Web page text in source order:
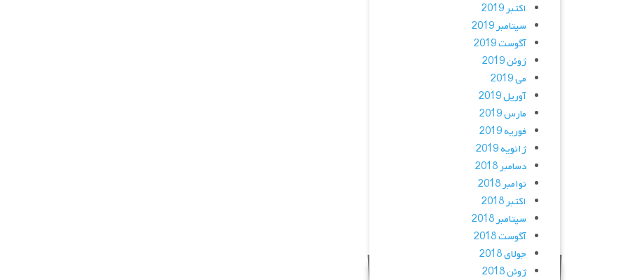
اکتبر 2019
سپتامبر 2019
آگوست 2019
ژوئن 2019
می 2019
آوریل 2019
مارس 2019
فوریه 2019
ژانویه 2019
دسامبر 2018
نوامبر 2018
اکتبر 2018
سپتامبر 2018
آگوست 2018
جولای 2018
ژوئن 2018